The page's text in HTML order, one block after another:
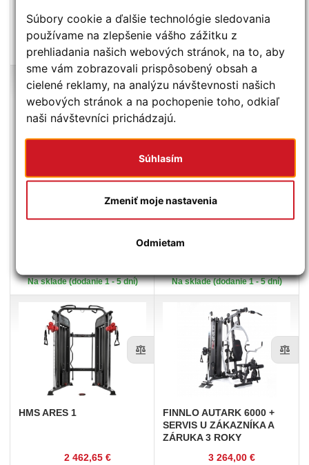
Súbory cookie a ďalšie technológie sledovania
používame na zlepšenie vášho zážitku z
prehliadania našich webových stránok, na to, aby
sme vám zobrazovali prispôsobený obsah a
cielené reklamy, na analýzu návštevnosti našich
webových stránok a na pochopenie toho, odkiaľ
naši návštevníci prichádzajú.
Súhlasím
Odmietam
Zmeniť moje nastavenia
KÚPIŤ
Na sklade (dodanie 1 - 5 dní)
KÚPIŤ
Na sklade (dodanie 1 - 5 dní)
-24%
HMSPREMIUM TYTAN 7
Na sklade (dodanie 1 - 5 dní)
HMSCYKLOP 1
MULTIPRESS
Na sklade (dodanie 1 - 5 dní)
HMSARES 1
2 462,65 €
FINNLOAUTARK 6000 +
SERVIS U ZÁKAZNÍKA A
ZÁRUKA 3 ROKY
3 264,00 €